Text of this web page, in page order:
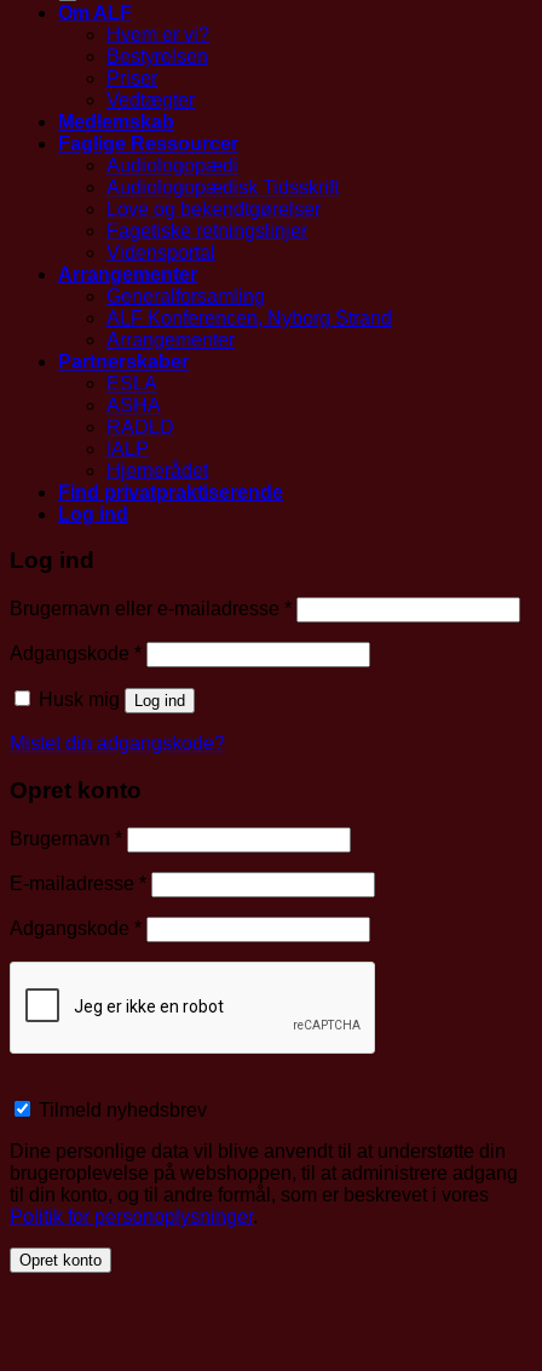
Om ALF
Hvem er vi?
Bestyrelsen
Priser
Vedtægter
Medlemskab
Faglige Ressourcer
Audiologopædi
Audiologopædisk Tidsskrift
Love og bekendtgørelser
Fagetiske retningslinjer
Vidensportal
Arrangementer
Generalforsamling
ALF Konferencen, Nyborg Strand
Arrangementer
Partnerskaber
ESLA
ASHA
RADLD
IALP
Hjernerådet
Find privatpraktiserende
Log ind
Log ind
Brugernavn eller e-mailadresse *Påkrævet
Adgangskode *Påkrævet
Husk mig Log ind
Mistet din adgangskode?
Opret konto
Brugernavn *Påkrævet
E-mailadresse *Påkrævet
Adgangskode *Påkrævet
Tilmeld nyhedsbrev
Dine personlige data vil blive anvendt til at understøtte din
brugeroplevelse på webshoppen, til at administrere adgang
til din konto, og til andre formål, som er beskrevet i vores
Politik for personoplysninger.
Opret konto